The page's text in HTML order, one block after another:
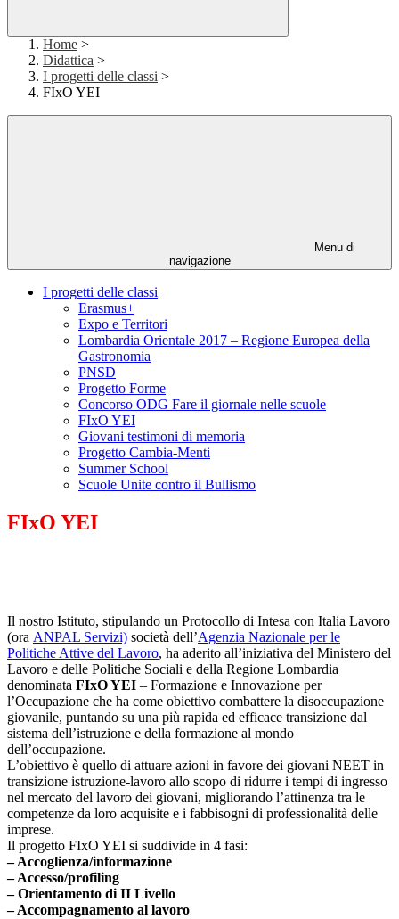
Home >
Didattica >
I progetti delle classi >
FIxO YEI
Menu di
navigazione
I progetti delle classi
Erasmus+
Expo e Territori
Lombardia Orientale 2017 – Regione Europea della
Gastronomia
PNSD
Progetto Forme
Concorso ODG Fare il giornale nelle scuole
FIxO YEI
Giovani testimoni di memoria
Progetto Cambia-Menti
Summer School
Scuole Unite contro il Bullismo
FIxO YEI
Il nostro Istituto, stipulando un Protocollo di Intesa con Italia Lavoro
(ora ANPAL Servizi) società dell’Agenzia Nazionale per le
Politiche Attive del Lavoro, ha aderito all’iniziativa del Ministero del
Lavoro e delle Politiche Sociali e della Regione Lombardia
denominata FIxO YEI – Formazione e Innovazione per
l’Occupazione che ha come obiettivo combattere la disoccupazione
giovanile, puntando su una più rapida ed efficace transizione dal
sistema dell’istruzione e della formazione al mondo
dell’occupazione.
L’obiettivo è quello di attuare azioni in favore dei giovani NEET in
transizione istruzione-lavoro allo scopo di ridurre i tempi di ingresso
nel mercato del lavoro dei giovani, migliorando l’attinenza tra le
competenze da loro acquisite e i fabbisogni di professionalità delle
imprese.
Il progetto FIxO YEI si suddivide in 4 fasi:
– Accoglienza/informazione
– Accesso/profiling
– Orientamento di II Livello
– Accompagnamento al lavoro